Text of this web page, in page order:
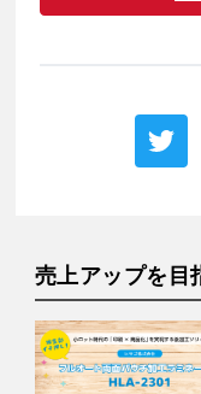
売上アップを目